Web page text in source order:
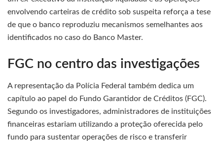
envolvendo carteiras de crédito sob suspeita reforça a tese
de que o banco reproduziu mecanismos semelhantes aos
identificados no caso do Banco Master.
FGC no centro das investigações
A representação da Polícia Federal também dedica um
capítulo ao papel do Fundo Garantidor de Créditos (FGC).
Segundo os investigadores, administradores de instituições
financeiras estariam utilizando a proteção oferecida pelo
fundo para sustentar operações de risco e transferir